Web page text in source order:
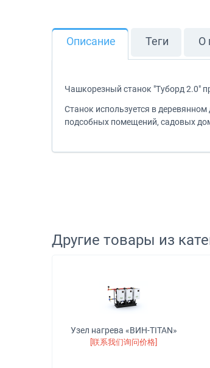
Описание Теги О
Чашкорезный станок "Туборд 2.0"
Станок используется в
подсобных помещений, садовых
Другие товары из
Узел нагрева «ВИН-TITAN»
[联系我们询问价格]